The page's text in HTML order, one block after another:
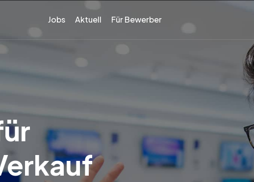
Jobs Aktuell Für Bewerber